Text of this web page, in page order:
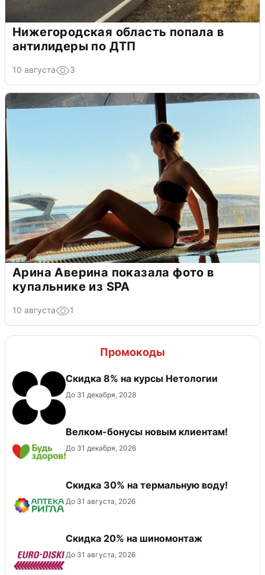
Нижегородская область попала в
антилидеры по ДТП
10 августа 3
Арина Аверина показала фото в
купальнике из SPA
10 августа 1
Промокоды
Скидка 8% на курсы Нетологии
До 31 декабря, 2028
Велком-бонусы новым клиентам!
До 31 декабря, 2026
Скидка 30% на термальную воду!
До 31 августа, 2026
Скидка 20% на шиномонтаж
До 31 августа, 2026